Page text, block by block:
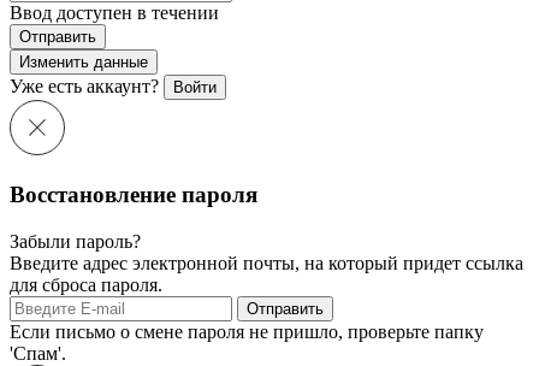
Ввод доступен в течении
Отправить
Изменить данные
Уже есть аккаунт? Войти
Восстановление пароля
Забыли пароль?
Введите адрес электронной почты, на который придет ссылка
для сброса пароля.
Отправить
Если письмо о смене пароля не пришло, проверьте папку
'Спам'.